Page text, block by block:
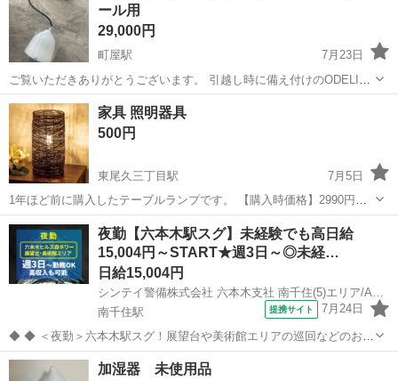
ール用
29,000円
町屋駅
7月23日
ご覧いただきありがとうございます。 引越し時に備え付けのODELIC
のダクトレール用ペンダントライトがあり、使用しないため販売しま
す。 LED非調光でカインズのホームページだと1つ15,000円弱します
のでお求めやすいか...
東京 荒川区 町屋駅 照明器具
家具 照明器具
500円
東尾久三丁目駅
7月5日
1年ほど前に購入したテーブルランプです。 【購入時価格】2990円
【傷などの状態】とくに目立った傷はありません。 【アピールポイン
ト】状態はいいのでまだまだ使えます！ 【希望取引場所】東尾久三丁
目駅 上記の条件に合わせ...
東京 荒川区 東尾久三丁目駅 照明器具 状態
夜勤【六本木駅スグ】未経験でも高日給
15,004円～START★週3日～◎未経…
日給15,004円
南千住駅
提携サイト 7月24日
◆ ◆ ＜夜勤＞六本木駅スグ！展望台や美術館エリアの巡回などのお仕
事をお任せ！ 21時スタートの夜勤だから 接客対応もなくストレスフリ
ー♪ 基本的に屋内勤務だから 天候に左右されず勤務することも可能！
東京 荒川区 南千住駅 警備員
加湿器 未使用品